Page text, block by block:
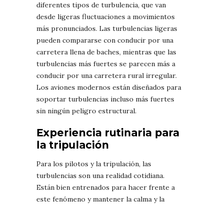
diferentes tipos de turbulencia, que van
desde ligeras fluctuaciones a movimientos
más pronunciados. Las turbulencias ligeras
pueden compararse con conducir por una
carretera llena de baches, mientras que las
turbulencias más fuertes se parecen más a
conducir por una carretera rural irregular.
Los aviones modernos están diseñados para
soportar turbulencias incluso más fuertes
sin ningún peligro estructural.
Experiencia rutinaria para
la tripulación
Para los pilotos y la tripulación, las
turbulencias son una realidad cotidiana.
Están bien entrenados para hacer frente a
este fenómeno y mantener la calma y la